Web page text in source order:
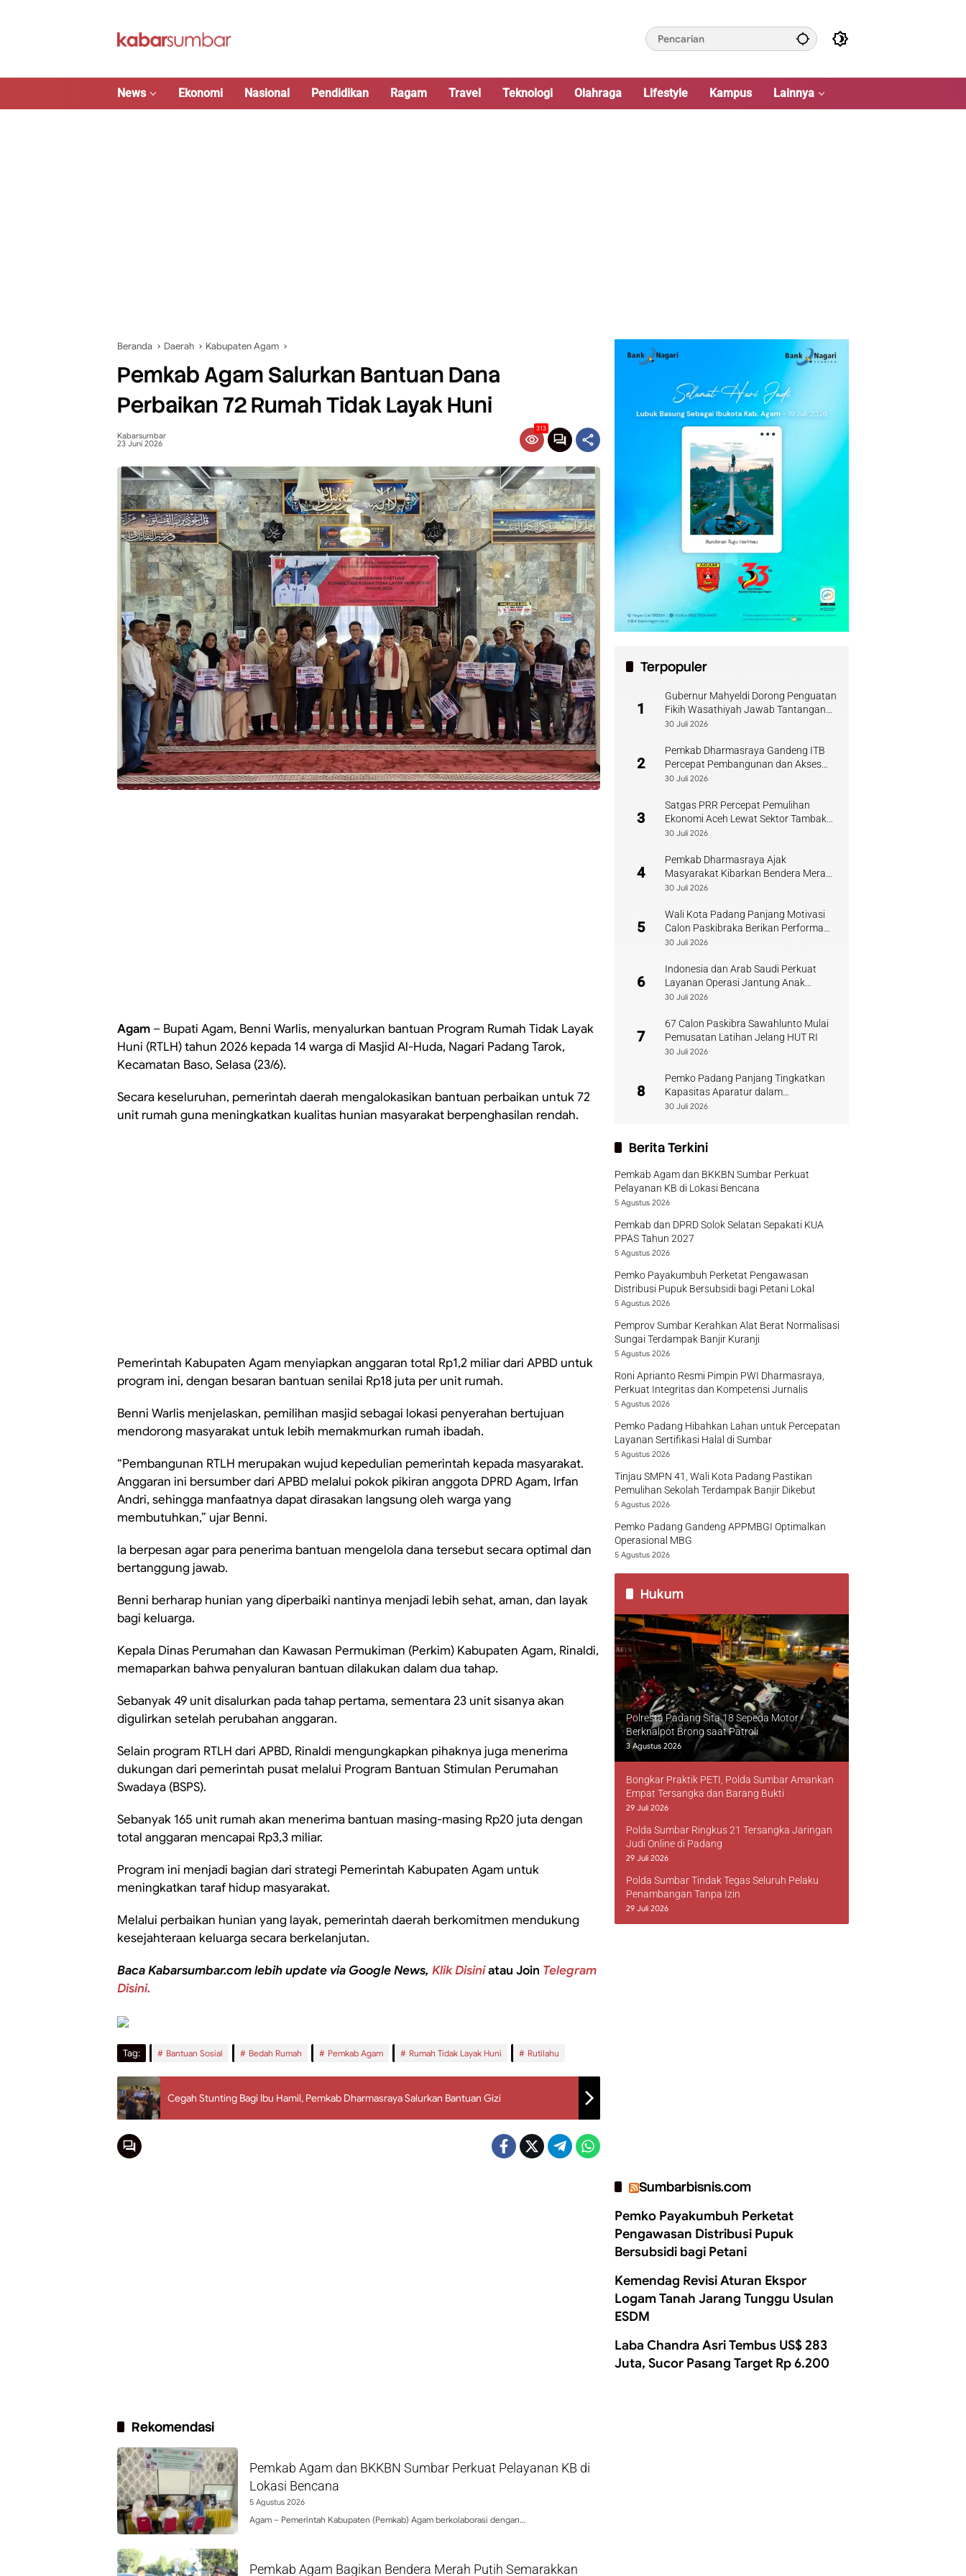
News Ekonomi Nasional Pendidikan Ragam Travel Teknologi Olahraga Lifestyle Kampus Lainnya
Beranda Daerah Kabupaten Agam
Pemkab Agam Salurkan Bantuan Dana
Perbaikan 72 Rumah Tidak Layak Huni
Kabarsumbar
23 Juni 2026
313
Agam – Bupati Agam, Benni Warlis, menyalurkan bantuan Program Rumah Tidak Layak
Huni (RTLH) tahun 2026 kepada 14 warga di Masjid Al-Huda, Nagari Padang Tarok,
Kecamatan Baso, Selasa (23/6).
Secara keseluruhan, pemerintah daerah mengalokasikan bantuan perbaikan untuk 72
unit rumah guna meningkatkan kualitas hunian masyarakat berpenghasilan rendah.
Pemerintah Kabupaten Agam menyiapkan anggaran total Rp1,2 miliar dari APBD untuk
program ini, dengan besaran bantuan senilai Rp18 juta per unit rumah.
Benni Warlis menjelaskan, pemilihan masjid sebagai lokasi penyerahan bertujuan
mendorong masyarakat untuk lebih memakmurkan rumah ibadah.
“Pembangunan RTLH merupakan wujud kepedulian pemerintah kepada masyarakat.
Anggaran ini bersumber dari APBD melalui pokok pikiran anggota DPRD Agam, Irfan
Andri, sehingga manfaatnya dapat dirasakan langsung oleh warga yang
membutuhkan,” ujar Benni.
Ia berpesan agar para penerima bantuan mengelola dana tersebut secara optimal dan
bertanggung jawab.
Benni berharap hunian yang diperbaiki nantinya menjadi lebih sehat, aman, dan layak
bagi keluarga.
Kepala Dinas Perumahan dan Kawasan Permukiman (Perkim) Kabupaten Agam, Rinaldi,
memaparkan bahwa penyaluran bantuan dilakukan dalam dua tahap.
Sebanyak 49 unit disalurkan pada tahap pertama, sementara 23 unit sisanya akan
digulirkan setelah perubahan anggaran.
Selain program RTLH dari APBD, Rinaldi mengungkapkan pihaknya juga menerima
dukungan dari pemerintah pusat melalui Program Bantuan Stimulan Perumahan
Swadaya (BSPS).
Sebanyak 165 unit rumah akan menerima bantuan masing-masing Rp20 juta dengan
total anggaran mencapai Rp3,3 miliar.
Program ini menjadi bagian dari strategi Pemerintah Kabupaten Agam untuk
meningkatkan taraf hidup masyarakat.
Melalui perbaikan hunian yang layak, pemerintah daerah berkomitmen mendukung
kesejahteraan keluarga secara berkelanjutan.
Baca Kabarsumbar.com lebih update via Google News, Klik Disiniatau Join Telegram
Disini.
Tag: Bantuan Sosial Bedah Rumah Pemkab Agam Rumah Tidak Layak Huni Rutilahu
Cegah Stunting Bagi Ibu Hamil, Pemkab Dharmasraya Salurkan Bantuan Gizi
Rekomendasi
Pemkab Agam dan BKKBN Sumbar Perkuat Pelayanan KB di
Lokasi Bencana
5 Agustus 2026
Agam – Pemerintah Kabupaten (Pemkab) Agam berkolaborasi dengan…
Pemkab Agam Bagikan Bendera Merah Putih Semarakkan
Terpopuler
1
Gubernur Mahyeldi Dorong Penguatan
Fikih Wasathiyah Jawab Tantangan
Keagamaan Kontemporer
30 Juli 2026
2
Pemkab Dharmasraya Gandeng ITB
Percepat Pembangunan dan Akses
Pendidikan
30 Juli 2026
3
Satgas PRR Percepat Pemulihan
Ekonomi Aceh Lewat Sektor Tambak
Kopi
30 Juli 2026
4
Pemkab Dharmasraya Ajak
Masyarakat Kibarkan Bendera Merah
Putih Sambut HUT RI
30 Juli 2026
5
Wali Kota Padang Panjang Motivasi
Calon Paskibraka Berikan Performa
Terbaik
30 Juli 2026
6
Indonesia dan Arab Saudi Perkuat
Layanan Operasi Jantung Anak
Sumbar
30 Juli 2026
7
67 Calon Paskibra Sawahlunto Mulai
Pemusatan Latihan Jelang HUT RI
30 Juli 2026
8
Pemko Padang Panjang Tingkatkan
Kapasitas Aparatur dalam
Penanganan Pascabencana
30 Juli 2026
Berita Terkini
Pemkab Agam dan BKKBN Sumbar Perkuat
Pelayanan KB di Lokasi Bencana
5 Agustus 2026
Pemkab dan DPRD Solok Selatan Sepakati KUA
PPAS Tahun 2027
5 Agustus 2026
Pemko Payakumbuh Perketat Pengawasan
Distribusi Pupuk Bersubsidi bagi Petani Lokal
5 Agustus 2026
Pemprov Sumbar Kerahkan Alat Berat Normalisasi
Sungai Terdampak Banjir Kuranji
5 Agustus 2026
Roni Aprianto Resmi Pimpin PWI Dharmasraya,
Perkuat Integritas dan Kompetensi Jurnalis
5 Agustus 2026
Pemko Padang Hibahkan Lahan untuk Percepatan
Layanan Sertifikasi Halal di Sumbar
5 Agustus 2026
Tinjau SMPN 41, Wali Kota Padang Pastikan
Pemulihan Sekolah Terdampak Banjir Dikebut
5 Agustus 2026
Pemko Padang Gandeng APPMBGI Optimalkan
Operasional MBG
5 Agustus 2026
Hukum
Polresta Padang Sita 18 Sepeda Motor
Berknalpot Brong saat Patroli
3 Agustus 2026
Bongkar Praktik PETI, Polda Sumbar Amankan
Empat Tersangka dan Barang Bukti
29 Juli 2026
Polda Sumbar Ringkus 21 Tersangka Jaringan
Judi Online di Padang
29 Juli 2026
Polda Sumbar Tindak Tegas Seluruh Pelaku
Penambangan Tanpa Izin
29 Juli 2026
Sumbarbisnis.com
Pemko Payakumbuh Perketat
Pengawasan Distribusi Pupuk
Bersubsidi bagi Petani
Kemendag Revisi Aturan Ekspor
Logam Tanah Jarang Tunggu Usulan
ESDM
Laba Chandra Asri Tembus US$ 283
Juta, Sucor Pasang Target Rp 6.200